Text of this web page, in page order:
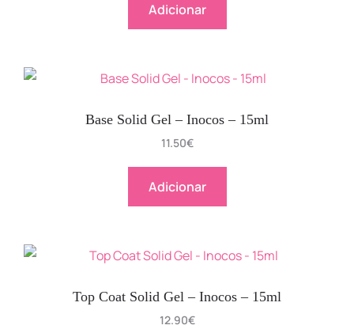
Adicionar
Base Solid Gel – Inocos – 15ml
11.50€
Adicionar
Top Coat Solid Gel – Inocos – 15ml
12.90€